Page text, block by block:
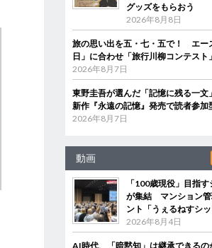
グッズをもらおう
2026年8月8日
旅の思い出を五・七・五で！ エー
日」に合わせ「旅行川柳コンテスト
2026年8月7日
東野圭吾が選んだ「記憶に残る一
新作『永遠の記憶』発売で読者参加
2026年8月7日
動画
「100歳現役」目指
が集結 マンション管
ント「うぇるねすシッ
2026年8月4日
AI時代、「暗黙知」は継承できる